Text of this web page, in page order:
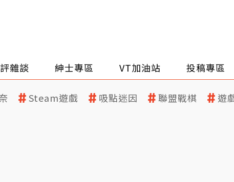
雜談 紳士專區 VT加油站 投稿專區
Steam遊戲 吸點迷因 聯盟戰棋 遊